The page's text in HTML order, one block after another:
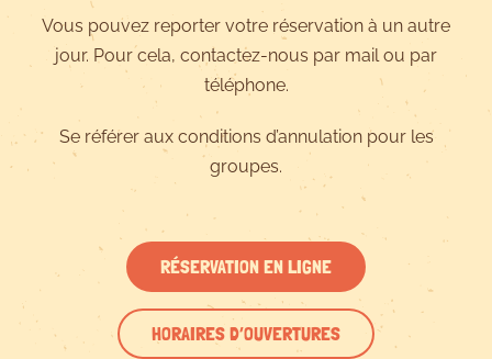
Vous pouvez reporter votre réservation à un autre
jour. Pour cela, contactez-nous par mail ou par
téléphone.
Se référer aux conditions d’annulation pour les
groupes.
RÉSERVATION EN LIGNE
HORAIRES D’OUVERTURES